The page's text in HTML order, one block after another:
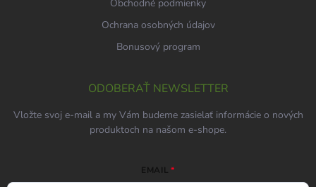
Obchodné podmienky
Ochrana osobných údajov
Bonusový program
ODOBERAŤ NEWSLETTER
Vložte svoj e-mail a my Vám budeme zasielať informácie o nových
produktoch na našom e-shope.
EMAIL